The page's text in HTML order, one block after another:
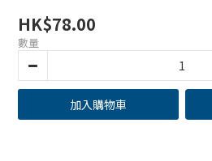
HK$78.00
數量
加入購物車